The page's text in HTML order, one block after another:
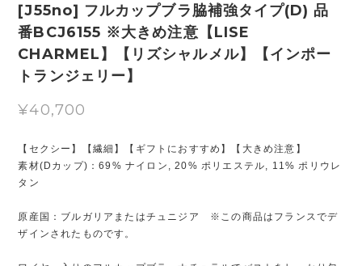
[J55no] フルカップブラ脇補強タイプ(D) 品
番BCJ6155 ※大きめ注意【LISE
CHARMEL】【リズシャルメル】【インポー
トランジェリー】
¥40,700
【セクシー】【繊細】【ギフトにおすすめ】【大きめ注意】
素材(Dカップ)：69% ナイロン, 20% ポリエステル, 11% ポリウレ
タン
原産国：ブルガリアまたはチュニジア ※この商品はフランスでデ
ザインされたものです。